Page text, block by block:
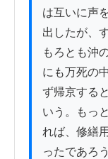
は互いに声
出したが、
もろとも沖
にも万死の
ず帰京する
いう。もっ
れば、修繕
ったであろ